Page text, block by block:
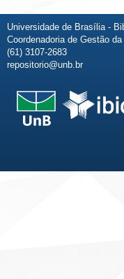
Universidade de Brasília -
Coordenadoria de Gestão
(61) 3107-2683
repositorio@unb.br